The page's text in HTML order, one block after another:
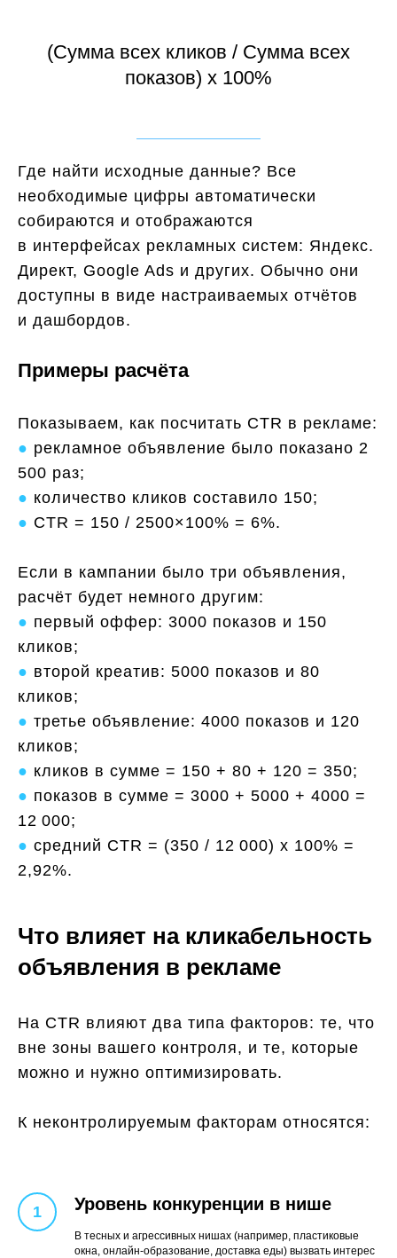
(Сумма всех кликов / Сумма всех
показов) x 100%
Где найти исходные данные? Все
необходимые цифры автоматически
собираются и отображаются
в интерфейсах рекламных систем: Яндекс.
Директ, Google Ads и других. Обычно они
доступны в виде настраиваемых отчётов
и дашбордов.
Примеры расчёта
Показываем, как посчитать CTR в рекламе:
● рекламное объявление было показано 2
500 раз;
● количество кликов составило 150;
● CTR = 150 / 2500×100% = 6%.
Если в кампании было три объявления,
расчёт будет немного другим:
● первый оффер: 3000 показов и 150
кликов;
● второй креатив: 5000 показов и 80
кликов;
● третье объявление: 4000 показов и 120
кликов;
● кликов в сумме = 150 + 80 + 120 = 350;
● показов в сумме = 3000 + 5000 + 4000 =
12 000;
● средний CTR = (350 / 12 000) x 100% =
2,92%.
Что влияет на кликабельность
объявления в рекламе
На CTR влияют два типа факторов: те, что
вне зоны вашего контроля, и те, которые
можно и нужно оптимизировать.
К неконтролируемым факторам относятся:
Уровень конкуренции в нише
В тесных и агрессивных нишах (например, пластиковые
окна, онлайн-образование, доставка еды) вызвать интерес